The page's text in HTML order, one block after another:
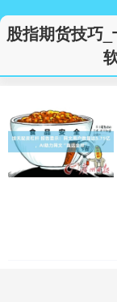
股指期货技巧